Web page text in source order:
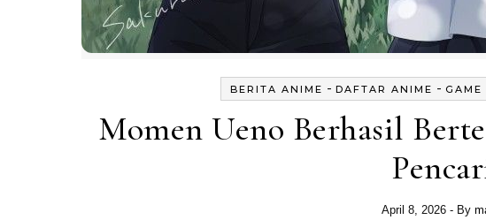
BERITA ANIME - DAFTAR ANIME -
Momen Ueno Berhasil
April 8, 2026 - By